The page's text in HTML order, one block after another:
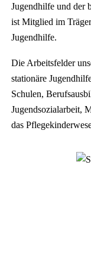
Jugendhilfe und der
ist Mitglied im
Jugendhilfe.
Die Arbeitsfelder
stationäre
Schulen,
Jugendsozialarbeit,
das